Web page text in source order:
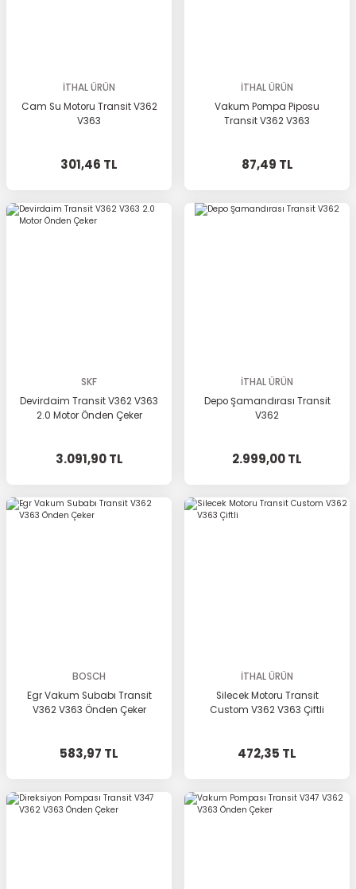
İTHAL ÜRÜN
Cam Su Motoru Transit V362
V363
301,46 TL
İTHAL ÜRÜN
Vakum Pompa Piposu
Transit V362 V363
87,49 TL
SKF
Devirdaim Transit V362 V363
2.0 Motor Önden Çeker
3.091,90 TL
İTHAL ÜRÜN
Depo Şamandırası Transit
V362
2.999,00 TL
BOSCH
Egr Vakum Subabı Transit
V362 V363 Önden Çeker
583,97 TL
İTHAL ÜRÜN
Silecek Motoru Transit
Custom V362 V363 Çiftli
472,35 TL